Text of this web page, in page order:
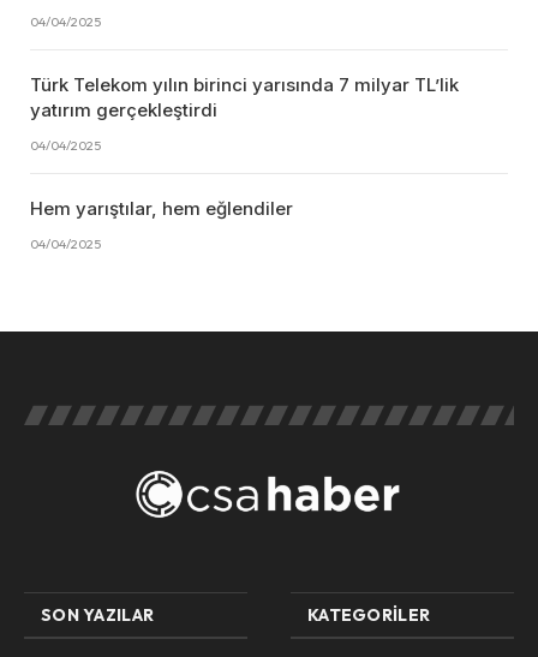
04/04/2025
Türk Telekom yılın birinci yarısında 7 milyar TL’lik
yatırım gerçekleştirdi
04/04/2025
Hem yarıştılar, hem eğlendiler
04/04/2025
SON YAZILAR KATEGORILER